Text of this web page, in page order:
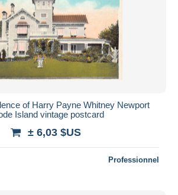
of Harry Payne Whitney Newport
Island vintage postcard
± 6,03 $US
Professionnel